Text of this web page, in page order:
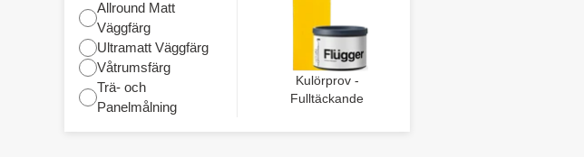
Allround Matt
Väggfärg
Ultramatt Väggfärg
Våtrumsfärg
Trä- och
Panelmålning
Kulörprov -
Fulltäckande